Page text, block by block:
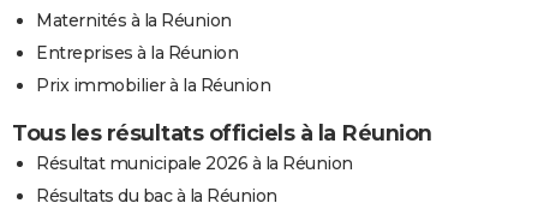
Maternités à la Réunion
Entreprises à la Réunion
Prix immobilier à la Réunion
Tous les résultats officiels à la Réunion
Résultat municipale 2026 à la Réunion
Résultats du bac à la Réunion